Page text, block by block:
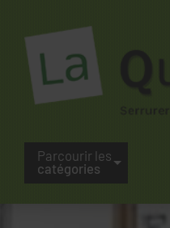
Parcourir les
catégories